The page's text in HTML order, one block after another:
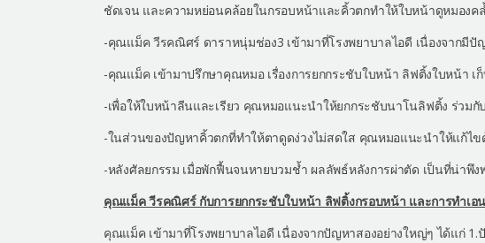
ชัดเจน และความหย่อนคล้อยในกรอบหน้าและคิ้วตกทำให้ใบหน้าดูหมองค
-คุณแม็ค วีรคณิศร์ ดาราหนุ่มช่อง3 เข้ามาที่โรงพยาบาลไอดี เนื่องจากมี
-คุณแม็ค เข้ามาปรึกษาคุณหมอ เรื่องการยกกระชับใบหน้า ลิฟติ้งใบหน้า
-เพื่อให้ใบหน้าลีนและเรียว คุณหมอแนะนำให้ยกกระชับนาโนลิฟติ้ง ร่วมกั
-ในส่วนของปัญหาคิ้วตกที่ทำให้ตาดูดง่วงไม่สดใส คุณหมอแนะนำให้แก้ไ
-หลังศัลยกรรม เมื่อพักฟื้นจนหายบวมช้ำ ผลลัพธ์หลังการผ่าตัด เป็นที่น่า
คุณแม็ค วีรคณิศร์ กับการยกกระชับใบหน้า ลิฟติ้งกรอบหน้า และการทำเอ
คุณแม็ค เข้ามาที่โรงพยาบาลไอดี เนื่องจากปัญหาสองอย่างใหญ่ๆ ได้แก่